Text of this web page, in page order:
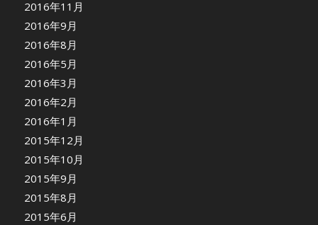
2016年11月
2016年9月
2016年8月
2016年5月
2016年3月
2016年2月
2016年1月
2015年12月
2015年10月
2015年9月
2015年8月
2015年6月